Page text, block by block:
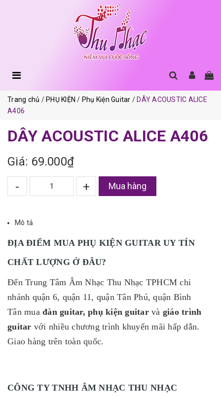
Trang chủ PHỤ KIỆN Phụ Kiện Guitar
DÂY ACOUSTIC ALICE
A406
DÂY ACOUSTIC ALICE A406
Giá: 69.000₫
-
+ Mua hàng
Mô tả
ĐỊA ĐIỂM MUA PHỤ KIỆN GUITAR UY TÍN
CHẤT LƯỢNG Ở ĐÂU?
Đến Trung Tâm Âm Nhạc Thu Nhạc TPHCM chi
nhánh quận 6, quận 11, quận Tân Phú, quận Bình
Tân mua đàn guitar, phụ kiện guitarvà giáo trình
guitar với nhiều chương trình khuyến mãi hấp dẫn.
Giao hàng trên toàn quốc.
CÔNG TY TNHH ÂM NHẠC THU NHẠC